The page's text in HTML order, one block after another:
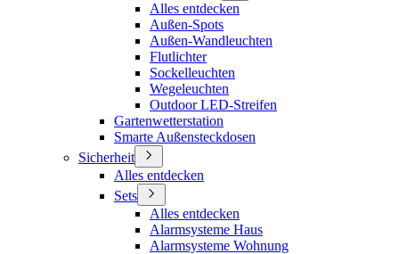
Alles entdecken
Außen-Spots
Außen-Wandleuchten
Flutlichter
Sockelleuchten
Wegeleuchten
Outdoor LED-Streifen
Gartenwetterstation
Smarte Außensteckdosen
Sicherheit
Alles entdecken
Sets
Alles entdecken
Alarmsysteme Haus
Alarmsysteme Wohnung